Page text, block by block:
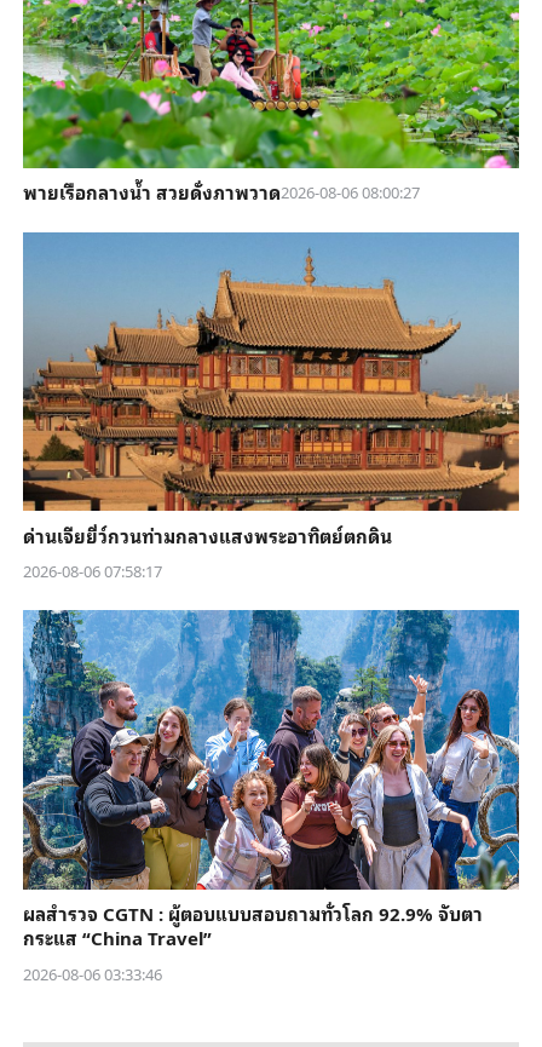
พายเรือกลางน้ำ สวยดั่งภาพวาด2026-08-06 08:00:27
ด่านเจียยี่ว์กวนท่ามกลางแสงพระอาทิตย์ตกดิน
2026-08-06 07:58:17
ผลสำรวจ CGTN : ผู้ตอบแบบสอบถามทั่วโลก 92.9% จับตา
กระแส “China Travel”
2026-08-06 03:33:46